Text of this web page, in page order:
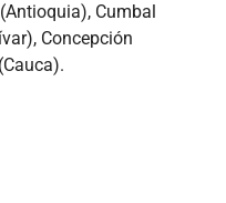
Cumbal
Concepción